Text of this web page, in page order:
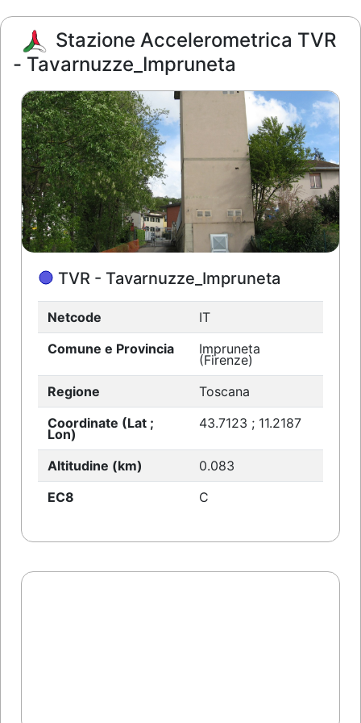
Stazione Accelerometrica TVR
- Tavarnuzze_Impruneta
TVR - Tavarnuzze_Impruneta
Netcode
IT
Comune e Provincia
Impruneta
(Firenze)
Regione
Toscana
Coordinate (Lat ;
Lon)
43.7123 ; 11.2187
Altitudine (km)
0.083
EC8
C